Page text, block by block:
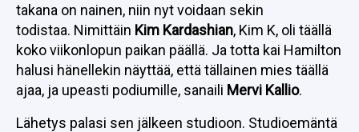
takana on nainen, niin nyt voidaan sekin
todistaa. Nimittäin Kim Kardashian, Kim K, oli täällä
koko viikonlopun paikan päällä. Ja totta kai Hamilton
halusi hänellekin näyttää, että tällainen mies täällä
ajaa, ja upeasti podiumille, sanaili Mervi Kallio.
Lähetys palasi sen jälkeen studioon. Studioemäntä